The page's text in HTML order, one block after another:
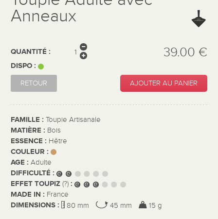
Anneaux
QUANTITÉ :
DISPO :
39.00 €
RETOUR AJOUTER AU PANIER
FAMILLE :Toupie Artisanale
MATIÈRE : Bois
ESSENCE : Hêtre
COULEUR :
AGE :Adulte
DIFFICULTÉ :
EFFET TOUPIZ(?) :
MADE IN : France
DIMENSIONS : 80 mm 45 mm 15 g